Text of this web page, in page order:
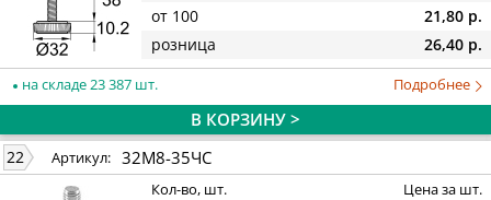
от 100
21,80 р.
розница
26,40 р.
на складе 23 387 шт. Подробнее
В КОРЗИНУ >
22 Артикул: 32М8-35ЧС
Кол-во, шт. Цена за шт.